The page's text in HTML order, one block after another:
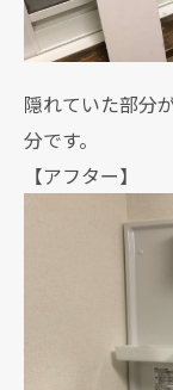
隠れていた部分
分です。
【アフター】